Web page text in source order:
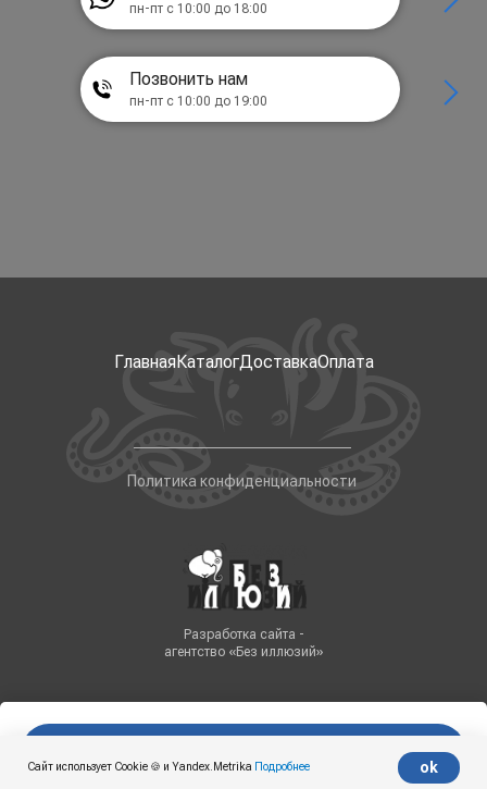
Сайт использует Cookie 🍪 и Yandex.Metrika Подробнее ok
пн-пт с 10:00 до 18:00
Позвонить нам
пн-пт с 10:00 до 19:00
ГлавнаяКаталогДоставкаОплата
Политика конфиденциальности
Разработка сайта -
агентство «Без иллюзий»
Made on Tilda